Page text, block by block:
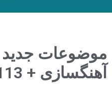
موضوعات جدید
آهنگسازی + 113عنوان بروز